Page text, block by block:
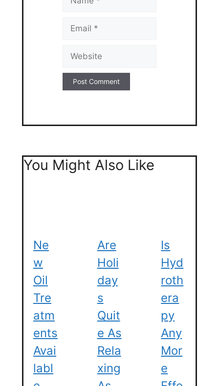
You Might Also Like
Ne
W
Oil
Tre
Atm
Ents
Avai
Labl
Are
Holi
Day
S
Quit
E As
Rela
Xing
Is
Hyd
Roth
Era
Py
Any
Mor
E